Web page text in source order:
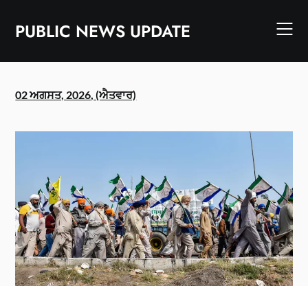
contentPUBLIC NEWS UPDATE
02 ਅਗਸਤ, 2026, (ਐਤਵਾਰ)